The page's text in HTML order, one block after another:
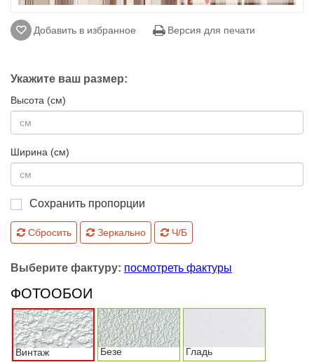
Добавить в избранное Версия для печати
Укажите ваш размер:
Высота (см)
Ширина (см)
Сохранить пропорции
Сбросить Зеркально Ч/Б
Выберите фактуру: посмотреть фактуры
ФОТООБОИ
Винтаж Безе Гладь